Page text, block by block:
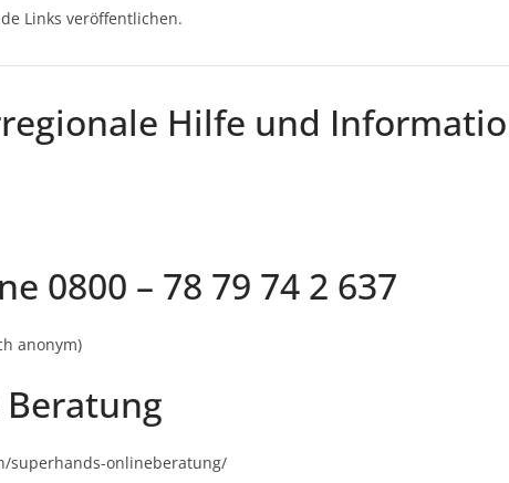
Links veröffentlichen.
Hilfe und
0800 – 78 79 74 2 637
anonym)
superhands-onlineberatung/